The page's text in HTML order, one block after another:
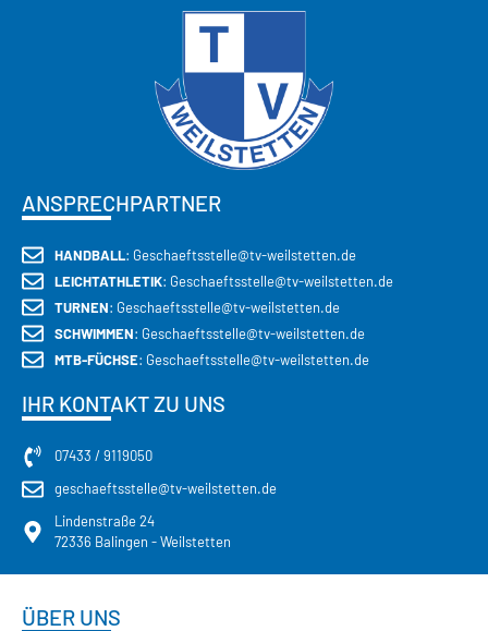
ANSPRECHPARTNER
HANDBALL: Geschaeftsstelle@tv-weilstetten.de
LEICHTATHLETIK: Geschaeftsstelle@tv-weilstetten.de
TURNEN: Geschaeftsstelle@tv-weilstetten.de
SCHWIMMEN: Geschaeftsstelle@tv-weilstetten.de
MTB-FÜCHSE: Geschaeftsstelle@tv-weilstetten.de
IHR KONTAKT ZU UNS
07433 / 9119050
geschaeftsstelle@tv-weilstetten.de
Lindenstraße 24
72336 Balingen - Weilstetten
ÜBER UNS